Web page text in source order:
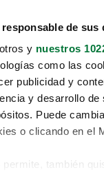
responsable de sus
y nuestros
como las
publicidad y
y desarrollo
Puede
o clicando en el
permite, también